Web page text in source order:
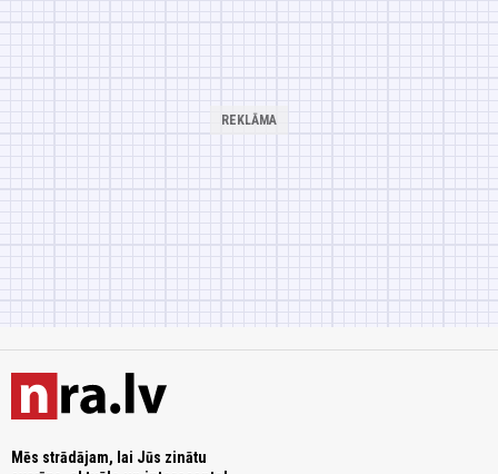
Mēs strādājam, lai Jūs zinātu